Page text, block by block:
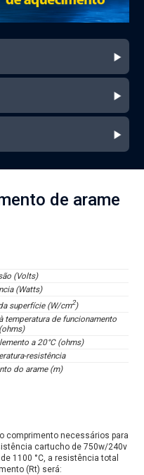
de arame
(Volts)
(Watts)
superfície (W/cm2)
temperatura de funcionamento
(ohms)
a 20°C (ohms)
resistência
do arame (m)
comprimento necessários para
cartucho de 750w/240v
1100 °C, a resistência total
(Rt) será: